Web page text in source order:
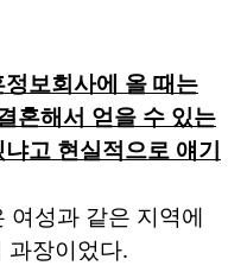
보회사에 올 때는
혼해서 얻을 수 있는
고 현실적으로 얘기
여성과 같은 지역에
과장이었다.